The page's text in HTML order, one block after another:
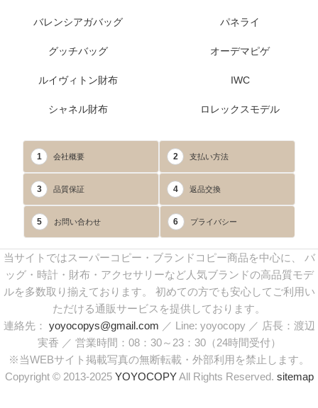
バレンシアガバッグ
グッチバッグ
ルイヴィトン財布
シャネル財布
パネライ
オーデマピゲ
IWC
ロレックスモデル
1 会社概要 2 支払い方法
3 品質保証 4 返品交換
5 お問い合わせ 6 プライバシー
当サイトではスーパーコピー・ブランドコピー商品を中心に、 バ
ッグ・時計・財布・アクセサリーなど人気ブランドの高品質モデ
ルを多数取り揃えております。 初めての方でも安心してご利用い
ただける通販サービスを提供しております。
連絡先： yoyocopys@gmail.com ／ Line: yoyocopy ／ 店長：渡辺
実香 ／ 営業時間：08：30～23：30（24時間受付）
※当WEBサイト掲載写真の無断転載・外部利用を禁止します。
Copyright © 2013-2025 YOYOCOPYAll Rights Reserved. sitemap